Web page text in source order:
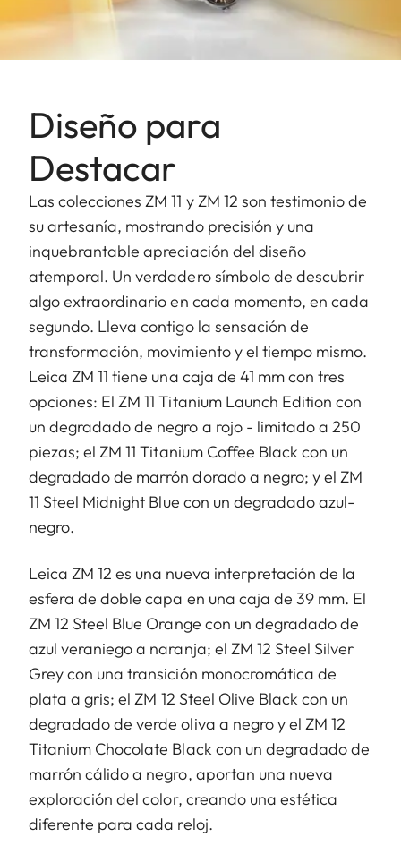
Diseño para
Destacar
Las colecciones ZM 11 y ZM 12 son testimonio de
su artesanía, mostrando precisión y una
inquebrantable apreciación del diseño
atemporal. Un verdadero símbolo de descubrir
algo extraordinario en cada momento, en cada
segundo. Lleva contigo la sensación de
transformación, movimiento y el tiempo mismo.
Leica ZM 11 tiene una caja de 41 mm con tres
opciones: El ZM 11 Titanium Launch Edition con
un degradado de negro a rojo - limitado a 250
piezas; el ZM 11 Titanium Coffee Black con un
degradado de marrón dorado a negro; y el ZM
11 Steel Midnight Blue con un degradado azul-
negro.
Leica ZM 12 es una nueva interpretación de la
esfera de doble capa en una caja de 39 mm. El
ZM 12 Steel Blue Orange con un degradado de
azul veraniego a naranja; el ZM 12 Steel Silver
Grey con una transición monocromática de
plata a gris; el ZM 12 Steel Olive Black con un
degradado de verde oliva a negro y el ZM 12
Titanium Chocolate Black con un degradado de
marrón cálido a negro, aportan una nueva
exploración del color, creando una estética
diferente para cada reloj.